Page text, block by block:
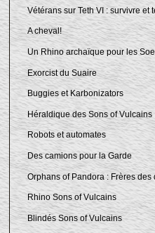
Vétérans sur Teth VI : survivre et
A cheval!
Un Rhino archaïque pour les
Exorcist du Suaire
Buggies et Karbonizators
Héraldique des Sons of Vulcains
Robots et automates
Des camions pour la Garde
Orphans of Pandora : Frères des
Rhino Sons of Vulcains
Blindés Sons of Vulcains